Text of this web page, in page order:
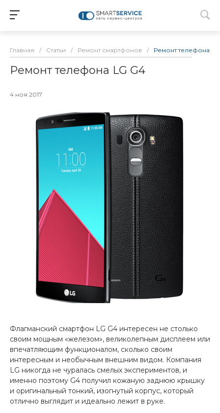
Главная / Статьи / Ремонт смартфонов / Ремонт телефона
Ремонт телефона LG G4
4 ноя 2017
Флагманский смартфон LG G4 интересен не столько
своим мощным «железом», великолепным дисплеем или
впечатляющим функционалом, сколько своим
интересным и необычным внешним видом. Компания
LG никогда не чуралась смелых экспериментов, и
именно поэтому G4 получил кожаную заднюю крышку
и оригинальный тонкий, изогнутый корпус, который
отлично выглядит и идеально лежит в руке.